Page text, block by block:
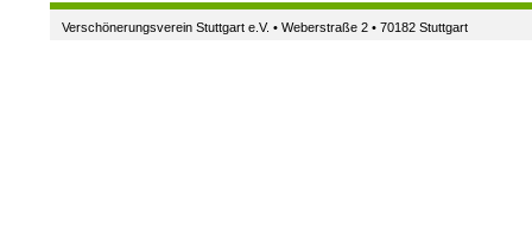
Verschönerungsverein Stuttgart e.V. • Weberstraße 2 • 70182 Stuttgart